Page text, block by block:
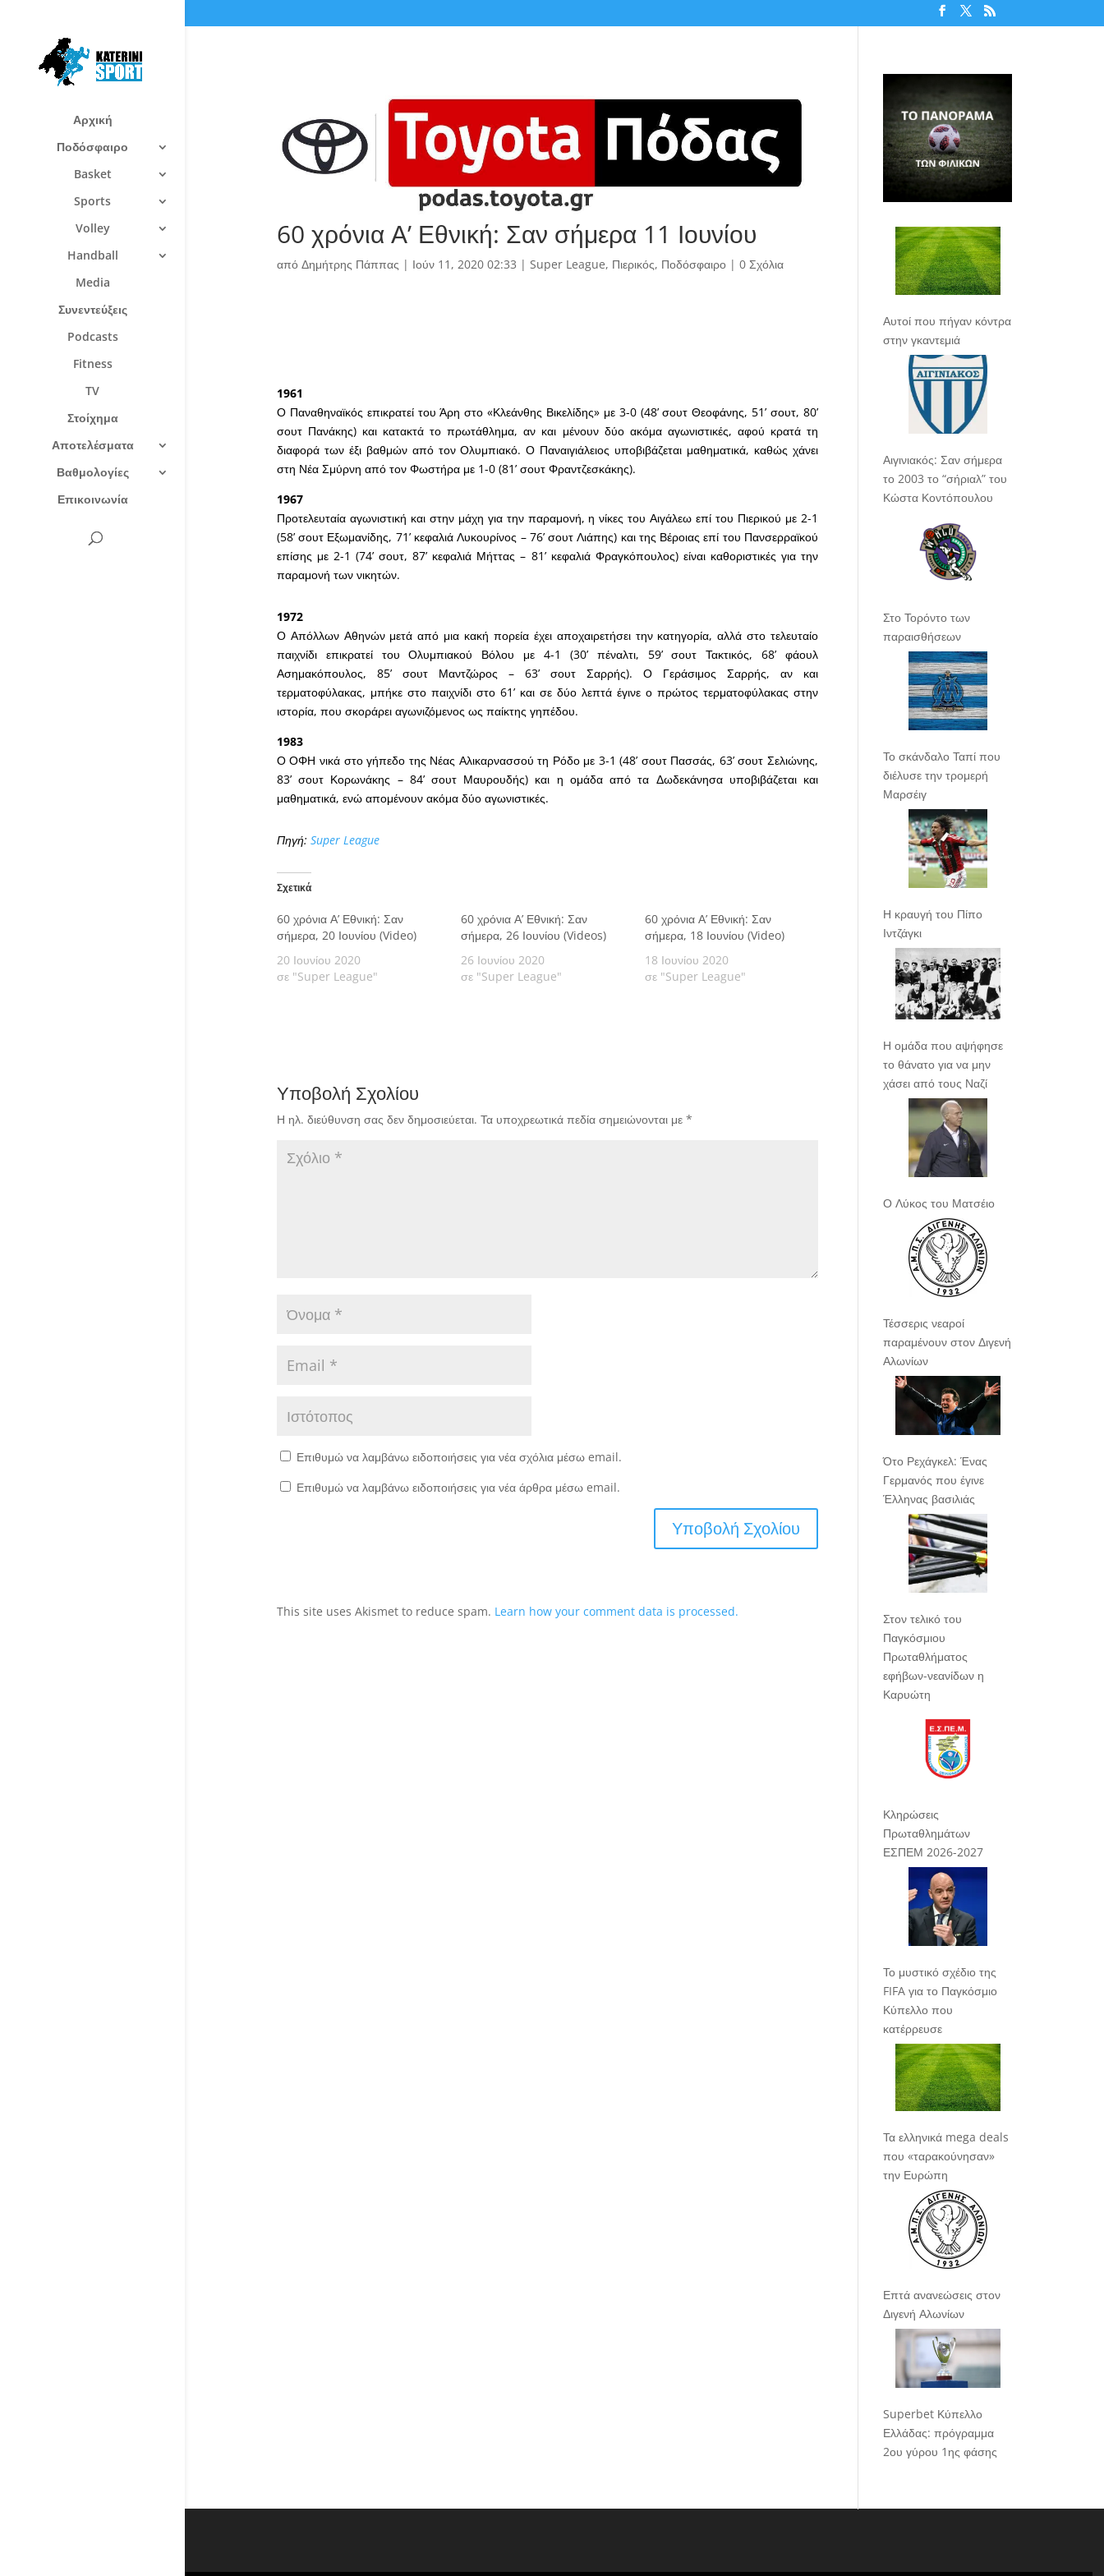
Αρχική
Ποδόσφαιρο
Basket
Sports
Volley
Handball
Media
Συνεντεύξεις
Podcasts
Fitness
TV
Στοίχημα
Αποτελέσματα
Βαθμολογίες
Επικοινωνία
60 χρόνια Α’ Εθνική: Σαν σήμερα 11 Ιουνίου
από Δημήτρης Πάππας | Ιούν 11, 2020 02:33 | Super League, Πιερικός, Ποδόσφαιρο| 0 Σχόλια
1961
Ο Παναθηναϊκός επικρατεί του Άρη στο «Κλεάνθης Βικελίδης» με 3-0 (48’ σουτ Θεοφάνης, 51’ σουτ, 80’
σουτ Πανάκης) και κατακτά το πρωτάθλημα, αν και μένουν δύο ακόμα αγωνιστικές, αφού κρατά τη
διαφορά των έξι βαθμών από τον Ολυμπιακό. Ο Παναιγιάλειος υποβιβάζεται μαθηματικά, καθώς χάνει
στη Νέα Σμύρνη από τον Φωστήρα με 1-0 (81’ σουτ Φραντζεσκάκης).
1967
Προτελευταία αγωνιστική και στην μάχη για την παραμονή, η νίκες του Αιγάλεω επί του Πιερικού με 2-1
(58’ σουτ Εξωμανίδης, 71’ κεφαλιά Λυκουρίνος – 76’ σουτ Λιάπης) και της Βέροιας επί του Πανσερραϊκού
επίσης με 2-1 (74’ σουτ, 87’ κεφαλιά Μήττας – 81’ κεφαλιά Φραγκόπουλος) είναι καθοριστικές για την
παραμονή των νικητών.
1972
Ο Απόλλων Αθηνών μετά από μια κακή πορεία έχει αποχαιρετήσει την κατηγορία, αλλά στο τελευταίο
παιχνίδι επικρατεί του Ολυμπιακού Βόλου με 4-1 (30’ πέναλτι, 59’ σουτ Τακτικός, 68’ φάουλ
Ασημακόπουλος, 85’ σουτ Μαντζώρος – 63’ σουτ Σαρρής). Ο Γεράσιμος Σαρρής, αν και
τερματοφύλακας, μπήκε στο παιχνίδι στο 61’ και σε δύο λεπτά έγινε ο πρώτος τερματοφύλακας στην
ιστορία, που σκοράρει αγωνιζόμενος ως παίκτης γηπέδου.
1983
Ο ΟΦΗ νικά στο γήπεδο της Νέας Αλικαρνασσού τη Ρόδο με 3-1 (48’ σουτ Πασσάς, 63’ σουτ Σελιώνης,
83’ σουτ Κορωνάκης – 84’ σουτ Μαυρουδής) και η ομάδα από τα Δωδεκάνησα υποβιβάζεται και
μαθηματικά, ενώ απομένουν ακόμα δύο αγωνιστικές.
Πηγή: Super League
Σχετικά
60 χρόνια Α’ Εθνική: Σαν
σήμερα, 20 Ιουνίου (Video)
20 Ιουνίου 2020
σε "Super League"
60 χρόνια Α’ Εθνική: Σαν
σήμερα, 26 Ιουνίου (Videos)
26 Ιουνίου 2020
σε "Super League"
60 χρόνια Α’ Εθνική: Σαν
σήμερα, 18 Ιουνίου (Video)
18 Ιουνίου 2020
σε "Super League"
Υποβολή Σχολίου
Η ηλ. διεύθυνση σας δεν δημοσιεύεται. Τα υποχρεωτικά πεδία σημειώνονται με *
Επιθυμώ να λαμβάνω ειδοποιήσεις για νέα σχόλια μέσω email.
Επιθυμώ να λαμβάνω ειδοποιήσεις για νέα άρθρα μέσω email.
This site uses Akismet to reduce spam. Learn how your comment data is processed.
Αυτοί που πήγαν κόντρα
στην γκαντεμιά
Αιγινιακός: Σαν σήμερα
το 2003 το “σήριαλ” του
Κώστα Κοντόπουλου
Στο Τορόντο των
παραισθήσεων
Το σκάνδαλο Ταπί που
διέλυσε την τρομερή
Μαρσέιγ
Η κραυγή του Πίπο
Ιντζάγκι
Η ομάδα που αψήφησε
το θάνατο για να μην
χάσει από τους Ναζί
Ο Λύκος του Ματσέιο
Τέσσερις νεαροί
παραμένουν στον Διγενή
Αλωνίων
Ότο Ρεχάγκελ: Ένας
Γερμανός που έγινε
Έλληνας βασιλιάς
Στον τελικό του
Παγκόσμιου
Πρωταθλήματος
εφήβων-νεανίδων η
Καρυώτη
Κληρώσεις
Πρωταθλημάτων
ΕΣΠΕΜ 2026-2027
Το μυστικό σχέδιο της
FIFA για το Παγκόσμιο
Κύπελλο που
κατέρρευσε
Τα ελληνικά mega deals
που «ταρακούνησαν»
την Ευρώπη
Επτά ανανεώσεις στον
Διγενή Αλωνίων
Superbet Κύπελλο
Ελλάδας: πρόγραμμα
2ου γύρου 1ης φάσης